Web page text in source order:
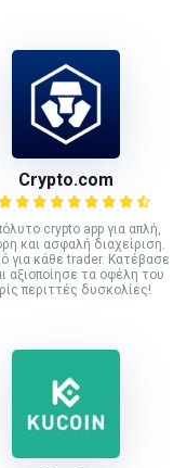
Crypto.com
crypto app για απλή,
και ασφαλή διαχείριση.
για κάθε trader. Κατέβασε
αξιοποίησε τα οφέλη του
περιττές δυσκολίες!